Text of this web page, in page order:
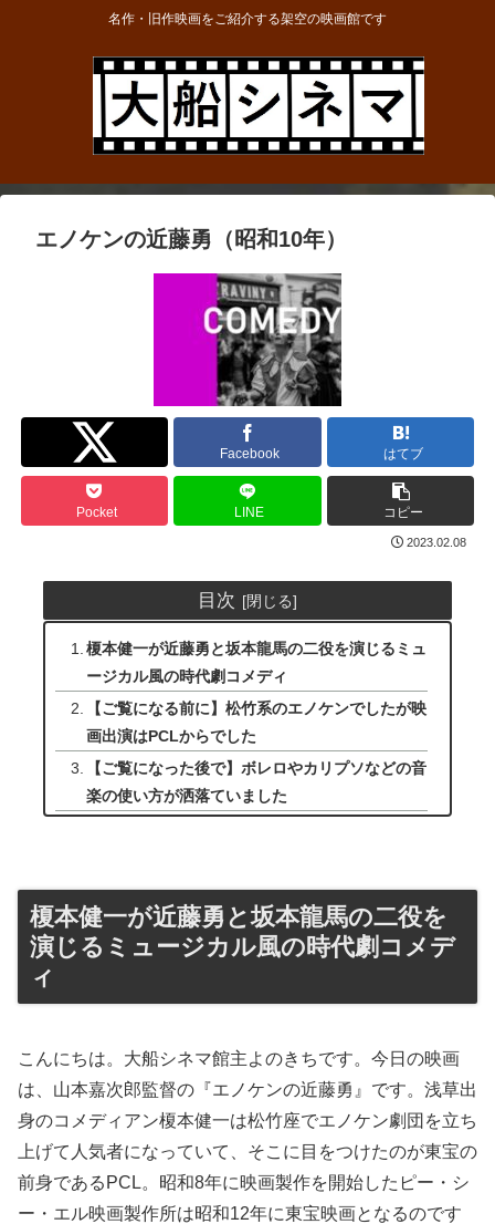
名作・旧作映画をご紹介する架空の映画館です
エノケンの近藤勇（昭和10年）
Twitter
Facebook はてブ
Pocket LINE コピー
2023.02.08
目次
榎本健一が近藤勇と坂本龍馬の二役を演じるミュ
ージカル風の時代劇コメディ
【ご覧になる前に】松竹系のエノケンでしたが映
画出演はPCLからでした
【ご覧になった後で】ボレロやカリプソなどの音
楽の使い方が洒落ていました
榎本健一が近藤勇と坂本龍馬の二役を
演じるミュージカル風の時代劇コメデ
ィ
こんにちは。大船シネマ館主よのきちです。今日の映画
は、山本嘉次郎監督の『エノケンの近藤勇』です。浅草出
身のコメディアン榎本健一は松竹座でエノケン劇団を立ち
上げて人気者になっていて、そこに目をつけたのが東宝の
前身であるPCL。昭和8年に映画製作を開始したピー・シ
ー・エル映画製作所は昭和12年に東宝映画となるのです